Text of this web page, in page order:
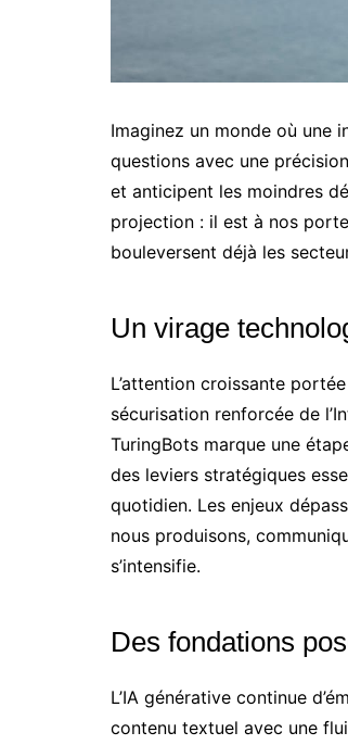
Imaginez un monde où une
questions avec une
et anticipent les moindres
projection : il est à nos
bouleversent déjà les
Un virage
L’attention croissante
sécurisation renforcée de
TuringBots marque une
des leviers stratégiques
quotidien. Les enjeux
nous produisons,
s’intensifie.
Des fondations
L’IA générative continue
contenu textuel avec une